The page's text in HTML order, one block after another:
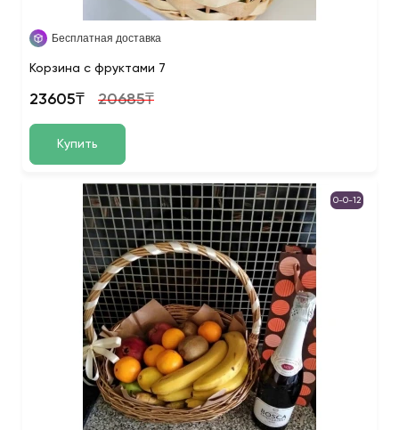
Бесплатная доставка
Корзина с фруктами 7
23605₸ 20685₸
Купить
0-0-12